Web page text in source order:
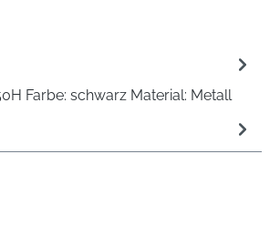
Farbe: schwarz Material: Metall